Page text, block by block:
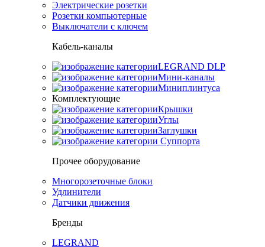
Электрические розетки
Розетки компьютерные
Выключатели с ключем
Кабель-каналы
LEGRAND DLP
Мини-каналы
Миниплинтуса
Комплектующие
Крышки
Углы
Заглушки
Суппорта
Прочее оборудование
Многорозеточные блоки
Удлинители
Датчики движения
Бренды
LEGRAND